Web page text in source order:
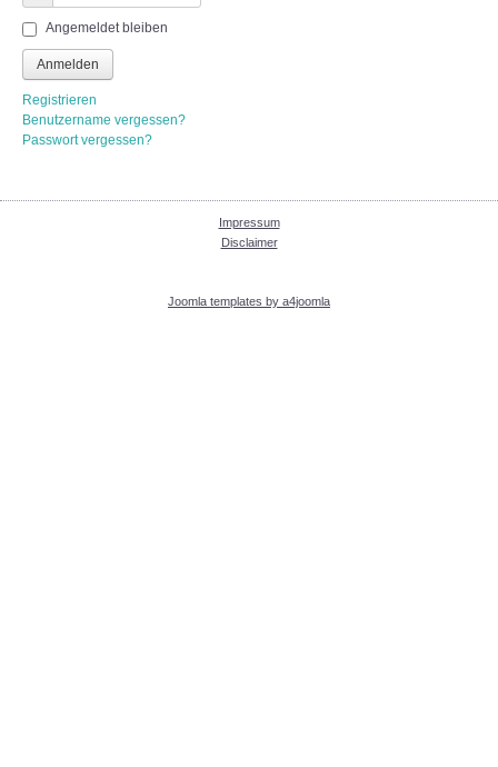
Spiele, Spaß und Spannung
Die fleißigen Helfer
Passwort
Angemeldet bleiben
Anmelden
Registrieren
Benutzername vergessen?
Passwort vergessen?
Impressum
Disclaimer
Joomla templates by a4joomla